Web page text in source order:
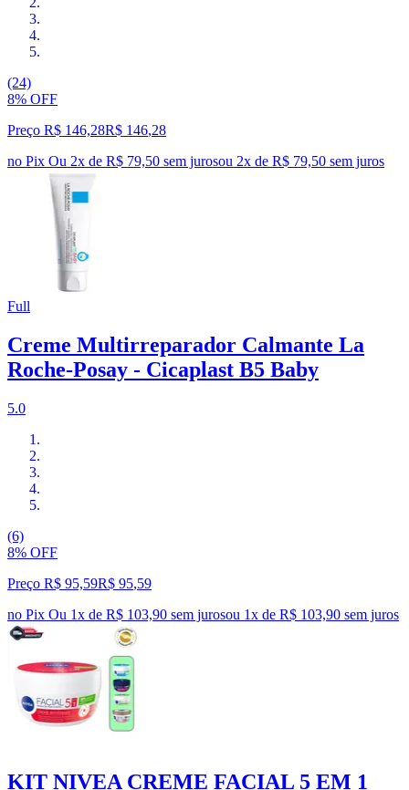
(24)
8% OFF
Preço R$ 146,28R$ 146,28
no Pix Ou 2x de R$ 79,50 sem jurosou 2x de R$ 79,50 sem juros
Full
Creme Multirreparador Calmante La
Roche-Posay - Cicaplast B5 Baby
5.0
(6)
8% OFF
Preço R$ 95,59R$ 95,59
no Pix Ou 1x de R$ 103,90 sem jurosou 1x de R$ 103,90 sem juros
KIT NIVEA CREME FACIAL 5 EM 1